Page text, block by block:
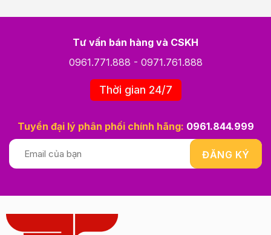
Tư vấn bán hàng và CSKH
0961.771.888 - 0971.761.888
Thời gian 24/7
Tuyển đại lý phân phối chính hãng: 0961.844.999